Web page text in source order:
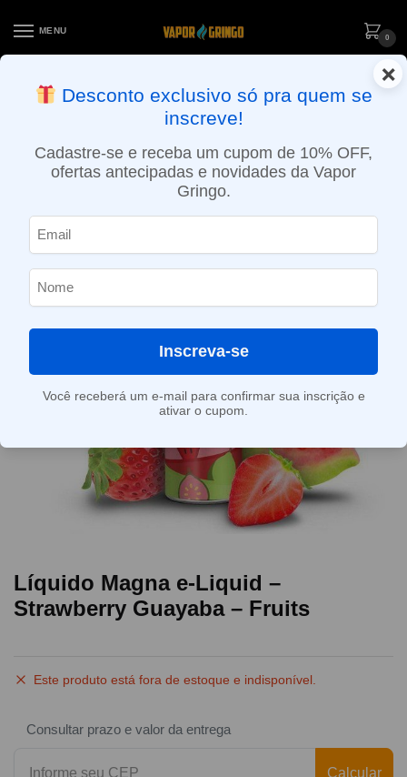
MENU
0
ENTREGA NO MESMO DIA EM SÃO PAULO (SEG A SEX): PEDIDOS
APROVADOS ATÉ 15:30 VIA MOTOBOY
Líquido Magna e-Liquid –
Strawberry Guayaba – Fruits
Este produto está fora de estoque e indisponível.
Consultar prazo e valor da entrega
Calcular
×
Desconto exclusivo só pra quem se
inscreve!
Cadastre-se e receba um cupom de 10% OFF,
ofertas antecipadas e novidades da Vapor
Gringo.
Inscreva-se
Você receberá um e-mail para confirmar sua inscrição e
ativar o cupom.